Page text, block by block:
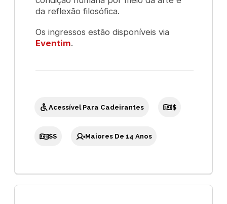
da reflexão filosófica.
Os ingressos estão disponíveis via
Eventim.
Acessível Para Cadeirantes $
$$ Maiores De 14 Anos